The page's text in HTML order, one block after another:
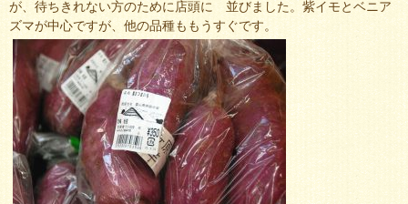
が、待ちきれない方のために店頭に 並びました。紫イモとベニア
ズマが中心ですが、他の品種ももうすぐです。